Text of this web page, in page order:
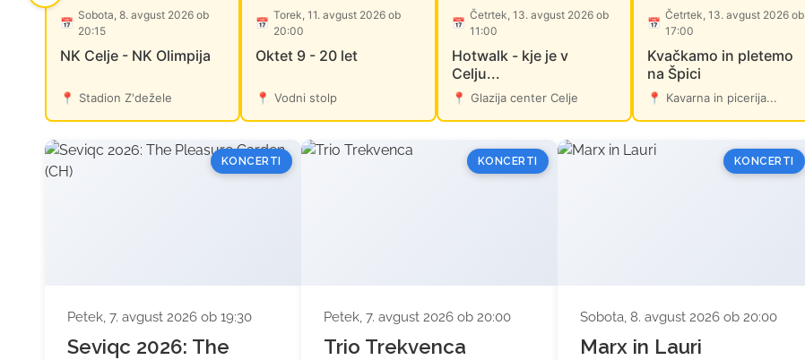
📅
Sobota, 8. avgust 2026 ob
20:15
NK Celje - NK Olimpija
📍 Stadion Z'dežele
📅
Torek, 11. avgust 2026 ob
20:00
Oktet 9 - 20 let
📍 Vodni stolp
📅
Četrtek, 13. avgust 2026 ob
11:00
Hotwalk - kje je v
Celju...
📍 Glazija center Celje
📅
Četrtek, 13. avgust 2026 ob
17:00
Kvačkamo in pletemo
na Špici
📍 Kavarna in picerija...
KONCERTI
Petek, 7. avgust 2026 ob 19:30
Seviqc 2026: The
KONCERTI
Petek, 7. avgust 2026 ob 20:00
Trio Trekvenca
KONCERTI
Sobota, 8. avgust 2026 ob 20:00
Marx in Lauri